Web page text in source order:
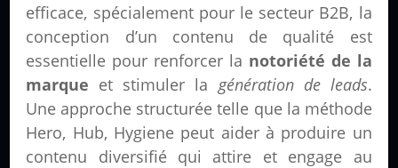
efficace, spécialement pour le secteur B2B, la
conception d’un contenu de qualité est
essentielle pour renforcer la notoriété de la
marque et stimuler lagénération de leads.
Une approche structurée telle que la méthode
Hero, Hub, Hygiene peut aider à produire un
contenu diversifié qui attire et engage au